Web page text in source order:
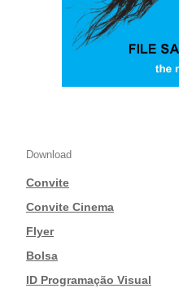
Download
Convite
|Convite Cinema
|Flyer
|Bolsa
|ID Programação Visual